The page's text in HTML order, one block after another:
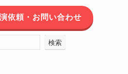
依頼・お問い合わせ
検索